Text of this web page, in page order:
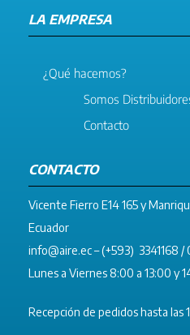
LA EMPRESA
¿Qué hacemos?
Somos
Contacto
CONTACTO
Vicente Fierro E14 165 y
Ecuador
info@aire.ec– (+593) 3341168 /
Lunes a Viernes 8:00 a 13:00 y
Recepción de pedidos hasta las